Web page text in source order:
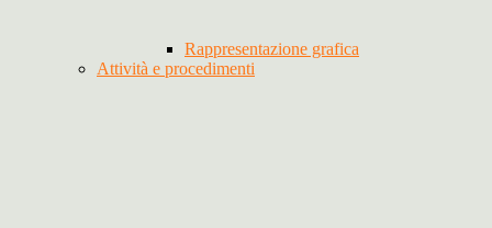
Rappresentazione grafica
Attività e procedimenti